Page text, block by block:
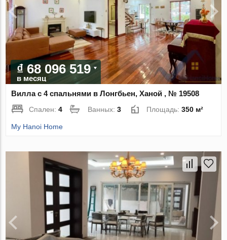
₫ 68 096 519
в месяц
Вилла с 4 спальнями в Лонгбьен, Ханой , № 19508
Спален:4 Ванных:3 Площадь:350 м²
My Hanoi Home